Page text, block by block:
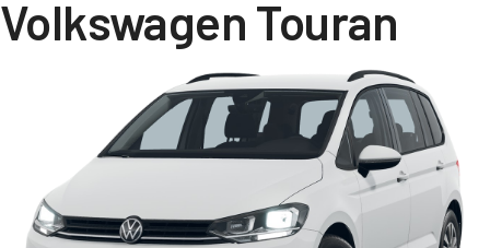
Volkswagen Touran